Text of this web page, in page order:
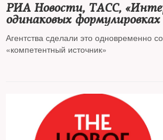
РИА Новости, ТАСС,
одинаковых
разработке ядерного
Агентства сделали это одновременно
«компетентный источник»